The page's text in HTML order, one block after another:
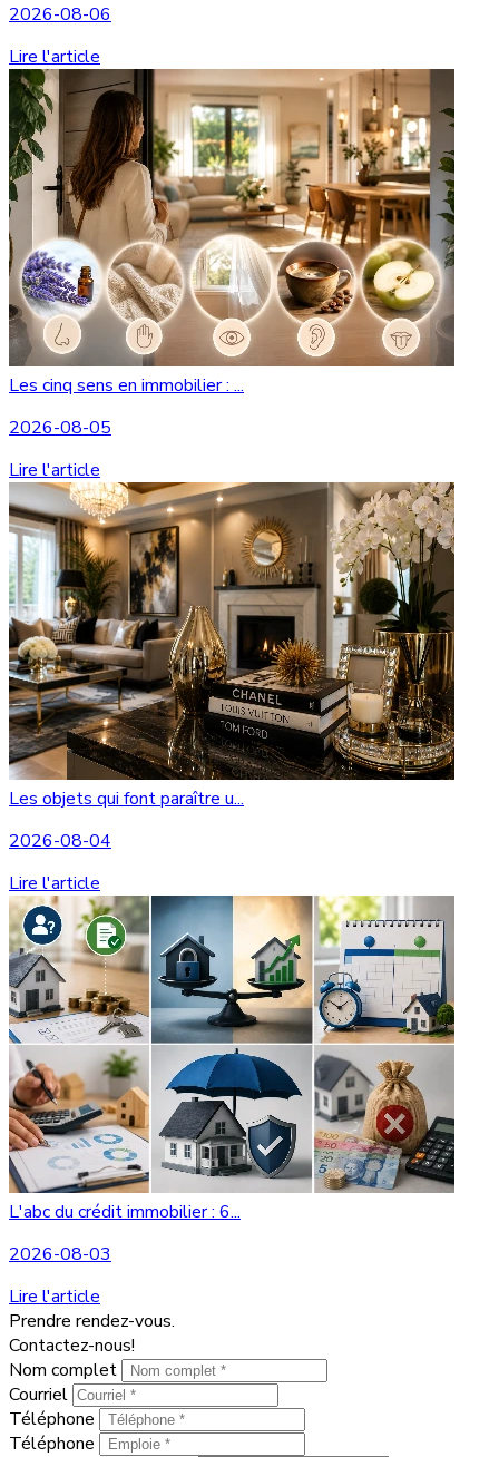
2026-08-06
Lire l'article
Les cinq sens en immobilier : ...
2026-08-05
Lire l'article
Les objets qui font paraître u...
2026-08-04
Lire l'article
L'abc du crédit immobilier : 6...
2026-08-03
Lire l'article
Prendre rendez-vous.
Contactez-nous!
Nom complet
Courriel
Téléphone
Téléphone